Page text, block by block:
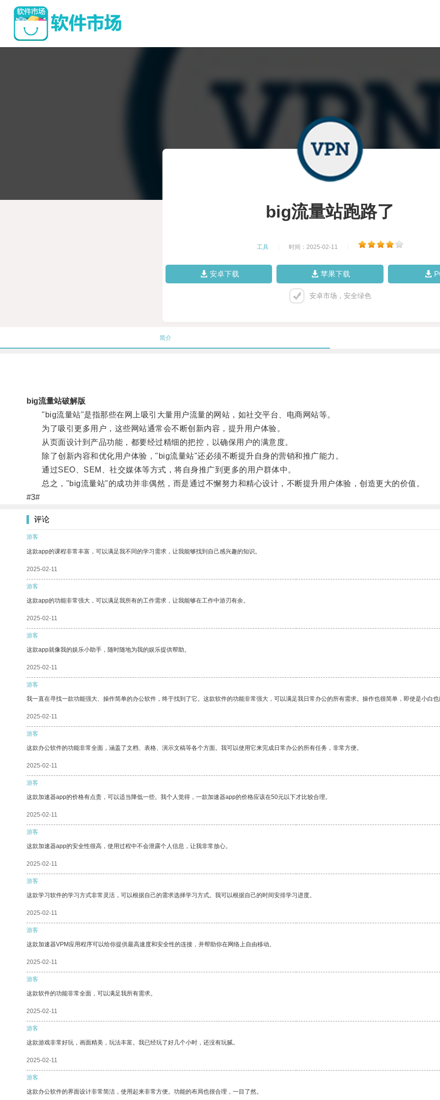
big流量站跑路了
工具 时间：2025-02-11
安卓下载 苹果下载
安卓市场，安全绿色
简介
big流量站破解版
"big流量站"是指那些在网上吸引大量用户流量的网站，如社交平台、电商网站等。
为了吸引更多用户，这些网站通常会不断创新内容，提升用户体验。
从页面设计到产品功能，都要经过精细的把控，以确保用户的满意度。
除了创新内容和优化用户体验，"big流量站"还必须不断提升自身的营销和推广能力。
通过SEO、SEM、社交媒体等方式，将自身推广到更多的用户群体中。
总之，"big流量站"的成功并非偶然，而是通过不懈努力和精心设计，不断提升用户体验，创造更大的价值。
#3#
评论
游客
这款app的课程非常丰富，可以满足我不同的学习需求，让我能够找到自己感兴趣的知识。
2025-02-11
游客
这款app的功能非常强大，可以满足我所有的工作需求，让我能够在工作中游刃有余。
2025-02-11
游客
这款app就像我的娱乐小助手，随时随地为我的娱乐提供帮助。
2025-02-11
游客
我一直在寻找一款功能强大、操作简单的办公软件，终于找到了它。这款软件的功能非常强大，可以满足我日常办公的所有需求。操作也很简单，即使是小白也
2025-02-11
游客
这款办公软件的功能非常全面，涵盖了文档、表格、演示文稿等各个方面。我可以使用它来完成日常办公的所有任务，非常方便。
2025-02-11
游客
这款加速器app的价格有点贵，可以适当降低一些。我个人觉得，一款加速器app的价格应该在50元以下才比较合理。
2025-02-11
游客
这款加速器app的安全性很高，使用过程中不会泄露个人信息，让我非常放心。
2025-02-11
游客
这款学习软件的学习方式非常灵活，可以根据自己的需求选择学习方式。我可以根据自己的时间安排学习进度。
2025-02-11
游客
这款加速器VPM应用程序可以给你提供最高速度和安全性的连接，并帮助你在网络上自由移动。
2025-02-11
游客
这款软件的功能非常全面，可以满足我所有需求。
2025-02-11
游客
这款游戏非常好玩，画面精美，玩法丰富。我已经玩了好几个小时，还没有玩腻。
2025-02-11
游客
这款办公软件的界面设计非常简洁，使用起来非常方便。功能的布局也很合理，一目了然。